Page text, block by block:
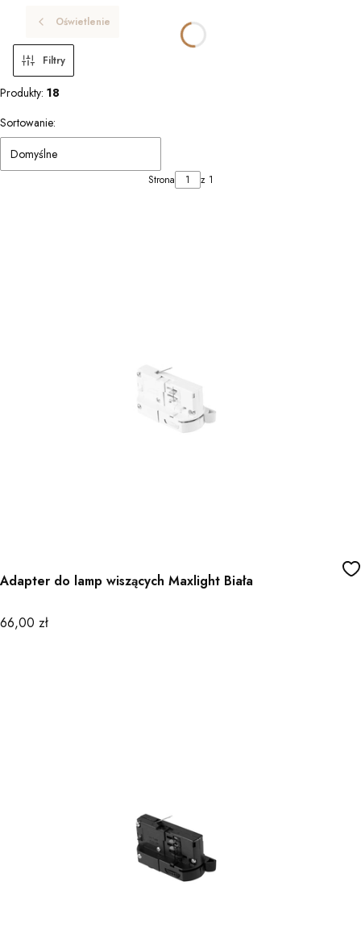
Oświetlenie
Filtry
Produkty: 18
Lista produktów
Sortowanie:
Domyślne
Strona z 1
Adapter do lamp wiszących Maxlight Biała
Cena
66,00 zł